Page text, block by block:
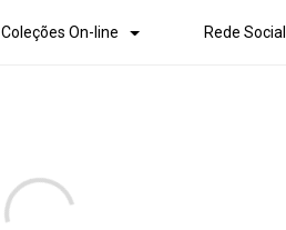
Coleções On-line Rede Social